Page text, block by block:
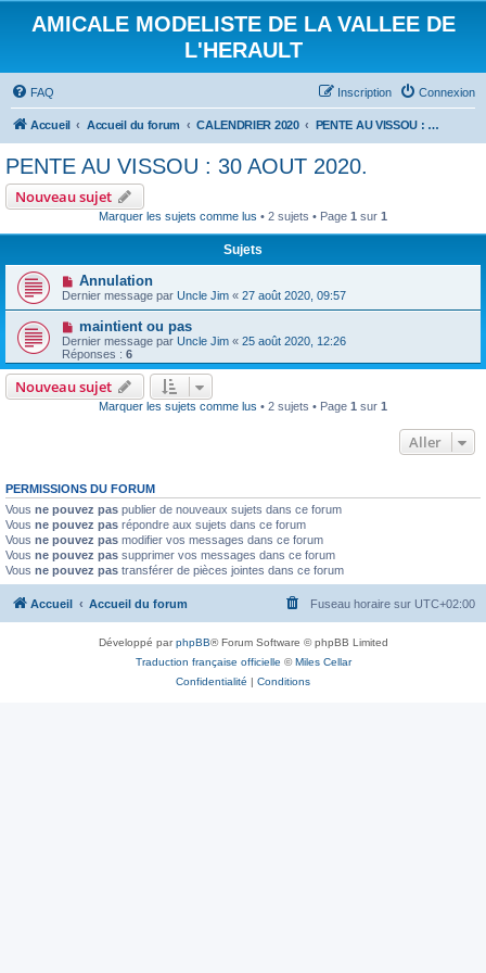
AMICALE MODELISTE DE LA VALLEE DE
L'HERAULT
FAQ Connexion
Inscription
Accueil Accueil du forum CALENDRIER 2020 PENTE AU VISSOU : 30 AOUT 2020.
PENTE AU VISSOU : 30 AOUT 2020.
Nouveau sujet
Marquer les sujets comme lus • 2 sujets • Page 1 sur 1
Sujets
Annulation
Dernier message par Uncle Jim « 27 août 2020, 09:57
maintient ou pas
Dernier message par Uncle Jim « 25 août 2020, 12:26
Réponses : 6
Nouveau sujet
Marquer les sujets comme lus • 2 sujets • Page 1 sur 1
Aller
PERMISSIONS DU FORUM
Vous ne pouvez pas publier de nouveaux sujets dans ce forum
Vous ne pouvez pas répondre aux sujets dans ce forum
Vous ne pouvez pas modifier vos messages dans ce forum
Vous ne pouvez pas supprimer vos messages dans ce forum
Vous ne pouvez pas transférer de pièces jointes dans ce forum
Accueil Accueil du forum Fuseau horaire sur UTC+02:00
Développé parphpBB® Forum Software © phpBB Limited
Traduction française officielle ©Miles Cellar
Confidentialité | Conditions